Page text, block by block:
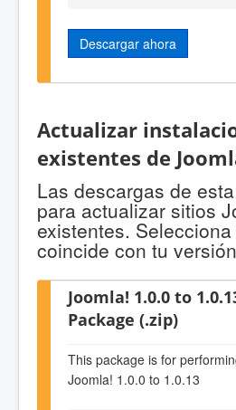
Descargar ahora
Actualizar
existentes de
Las descargas de
para actualizar sitios
existentes.
coincide con tu
Joomla! 1.0.0 to
Package (.zip)
This package is for
Joomla! 1.0.0 to 1.0.13